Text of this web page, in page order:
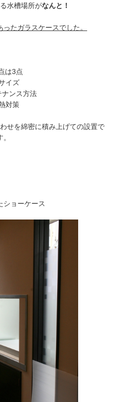
水槽場所がなんと！
たガラスケースでした。
は3点
イズ
ナンス方法
対策
せを綿密に積み上げての設置で
。
ショーケース